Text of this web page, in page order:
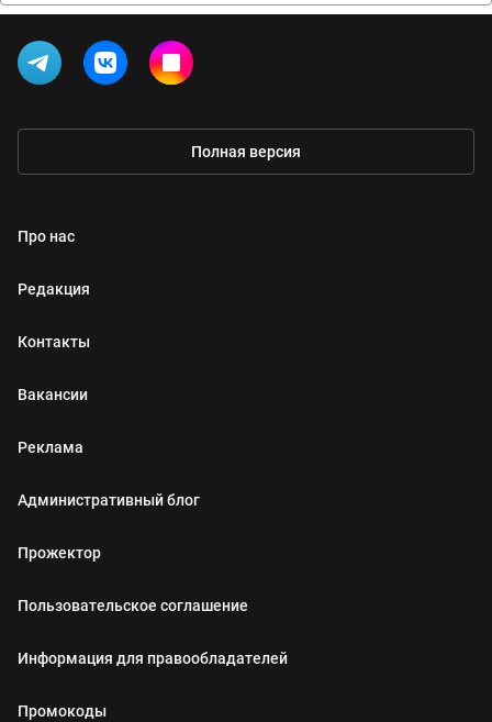
Полная версия
Про нас
Редакция
Контакты
Вакансии
Реклама
Административный блог
Прожектор
Пользовательское соглашение
Информация для правообладателей
Промокоды